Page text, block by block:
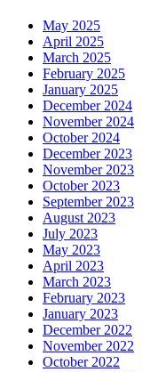
May 2025
April 2025
March 2025
February 2025
January 2025
December 2024
November 2024
October 2024
December 2023
November 2023
October 2023
September 2023
August 2023
July 2023
May 2023
April 2023
March 2023
February 2023
January 2023
December 2022
November 2022
October 2022